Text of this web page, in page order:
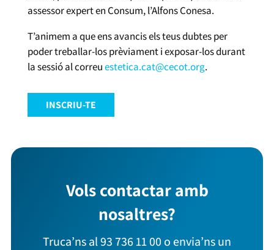
assessor expert en Consum, l’Alfons Conesa.
T’animem a que ens avancis els teus dubtes per
poder treballar-los prèviament i exposar-los durant
la sessió al correuestetica.cat@cecot.org.
INSCRIU-TE
Vols contactar amb
nosaltres?
Truca’ns al 93 736 11 00 o envia’ns un